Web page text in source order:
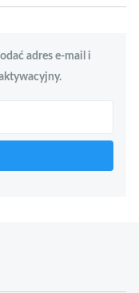
adres e-mail i